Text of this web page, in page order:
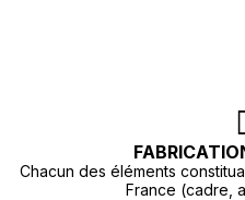
Chacun des éléments
France (cadre,